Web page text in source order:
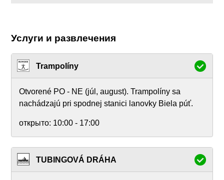
Услуги и развлечения
Trampolíny
Otvorené PO - NE (júl, august). Trampolíny sa
nachádzajú pri spodnej stanici lanovky Biela púť.
открыто: 10:00 - 17:00
TUBINGOVÁ DRÁHA